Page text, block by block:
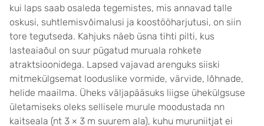
kui laps saab osaleda tegemistes, mis annavad talle
oskusi, suhtlemisvõimalusi ja koostööharjutusi, on siin
tore tegutseda. Kahjuks näeb üsna tihti pilti, kus
lasteaiaõul on suur pügatud muruala rohkete
atraktsioonidega. Lapsed vajavad arenguks siiski
mitmekülgsemat looduslike vormide, värvide, lõhnade,
helide maailma. Üheks väljapääsuks liigse ühekülgsuse
ületamiseks oleks sellisele murule moodustada nn
kaitseala (nt 3 × 3 m suurem ala), kuhu muruniitjat ei